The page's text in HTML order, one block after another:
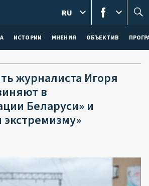
ИСТОРИИ МНЕНИЯ ОБЪЕКТИВ
RU
журналиста Игоря
в
Беларуси» и
экстремизму»